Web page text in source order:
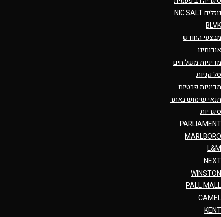
נוזלים NIC SALT
BLVK
מבצעי החודש
אודותינו
מדיניות משלוחים
סל קניות
מדיניות פרטיות
תנאי שימוש באתר
סיגריות
PARLIAMENT
MARLBORO
L&M
NEXT
WINSTON
PALL MALL
CAMEL
KENT